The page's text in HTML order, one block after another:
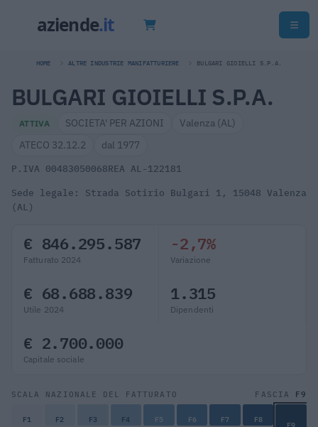
HOME ALTRE INDUSTRIE MANIFATTURIERE BULGARI GIOIELLI S.P.A.
BULGARI GIOIELLI S.P.A.
ATTIVA SOCIETA' PER AZIONI
Valenza (AL)
ATECO 32.12.2
dal 1977
P.IVA 00483050068REA AL-122181
Sede legale: Strada Sotirio Bulgari 1, 15048 Valenza
(AL)
€ 846.295.587
Fatturato 2024
-2,7%
Variazione
€ 68.688.839
Utile 2024
1.315
Dipendenti
€ 2.700.000
Capitale sociale
SCALA NAZIONALE DEL FATTURATO FASCIA F9
F1 F2 F3 F4 F5 F6 F7 F8 F9